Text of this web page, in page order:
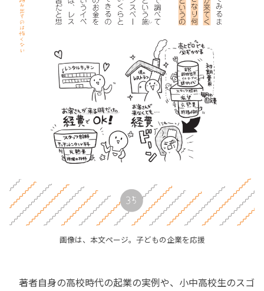
画像は、本文ページ。子どもの企業を応援
著者自身の高校時代の起業の実例や、小中高校生のスゴ